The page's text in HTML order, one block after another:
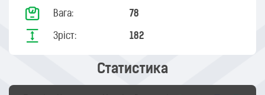
Вага: 78
Зріст: 182
Статистика